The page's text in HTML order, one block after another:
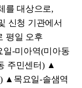
를 대상으로,
신청 기관에서
평일 오후
일-미아역(미아동
주민센터 ) ▲
) ▲ 목요일-솔샘역